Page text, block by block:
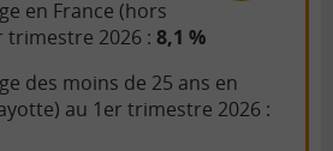
en France (hors
trimestre 2026 : 8,1 %
des moins de 25 ans en
au 1er trimestre 2026 :